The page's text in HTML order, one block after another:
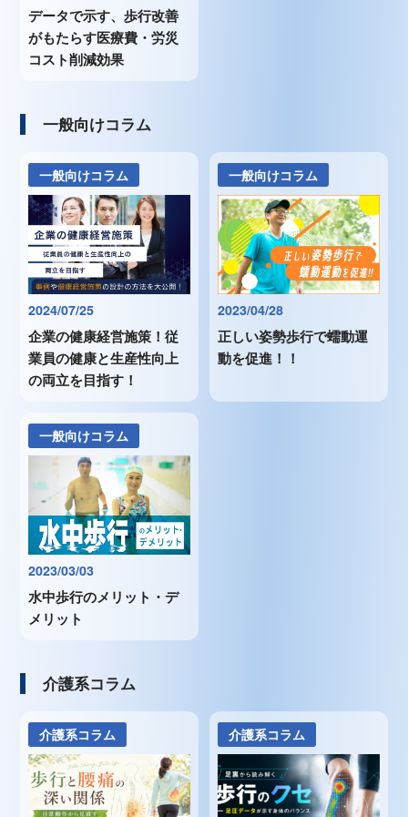
データで示す、歩行改善
がもたらす医療費・労災
コスト削減効果
一般向けコラム
一般向けコラム
2024/07/25
企業の健康経営施策！従
業員の健康と生産性向上
の両立を目指す！
一般向けコラム
2023/04/28
正しい姿勢歩行で蠕動運
動を促進！！
一般向けコラム
2023/03/03
水中歩行のメリット・デ
メリット
介護系コラム
介護系コラム 介護系コラム